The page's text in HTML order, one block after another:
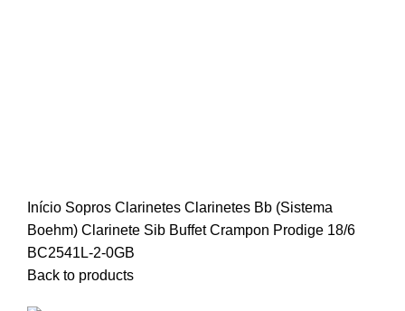
Início Sopros Clarinetes Clarinetes Bb (Sistema
Boehm) Clarinete Sib Buffet Crampon Prodige 18/6
BC2541L-2-0GB
Back to products